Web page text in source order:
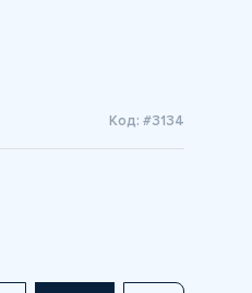
Код: #3134